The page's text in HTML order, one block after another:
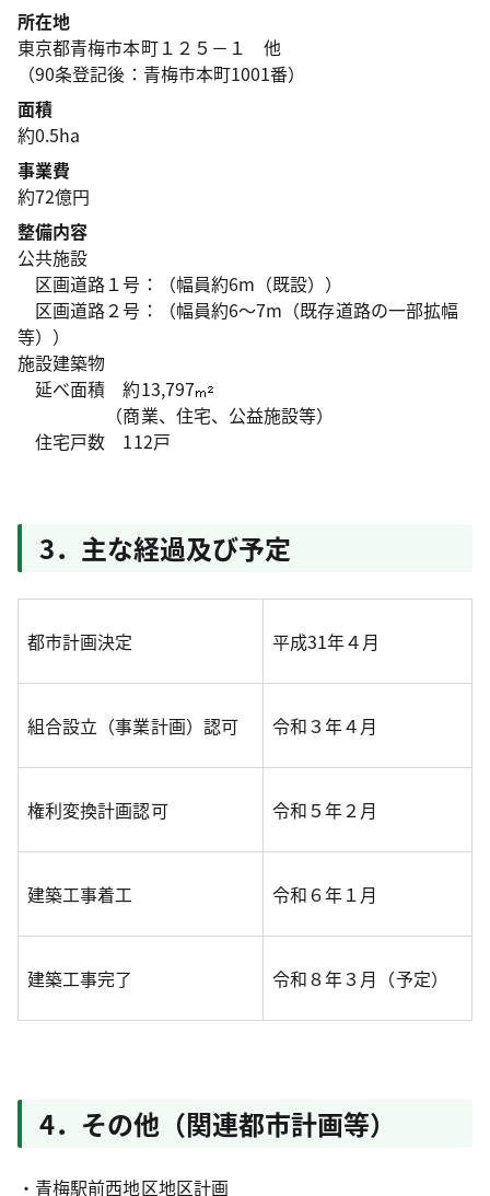
所在地
東京都青梅市本町１２５－１ 他
（90条登記後：青梅市本町1001番）
面積
約0.5ha
事業費
約72億円
整備内容
公共施設
区画道路１号：（幅員約6m（既設））
区画道路２号：（幅員約6～7m（既存道路の一部拡幅
等））
施設建築物
延べ面積 約13,797
（商業、住宅、公益施設等）
住宅戸数 112戸
3．主な経過及び予定
都市計画決定 平成31年４月
組合設立（事業計画）認可 令和３年４月
権利変換計画認可 令和５年２月
建築工事着工 令和６年１月
建築工事完了 令和８年３月（予定）
4．その他（関連都市計画等）
・青梅駅前西地区地区計画